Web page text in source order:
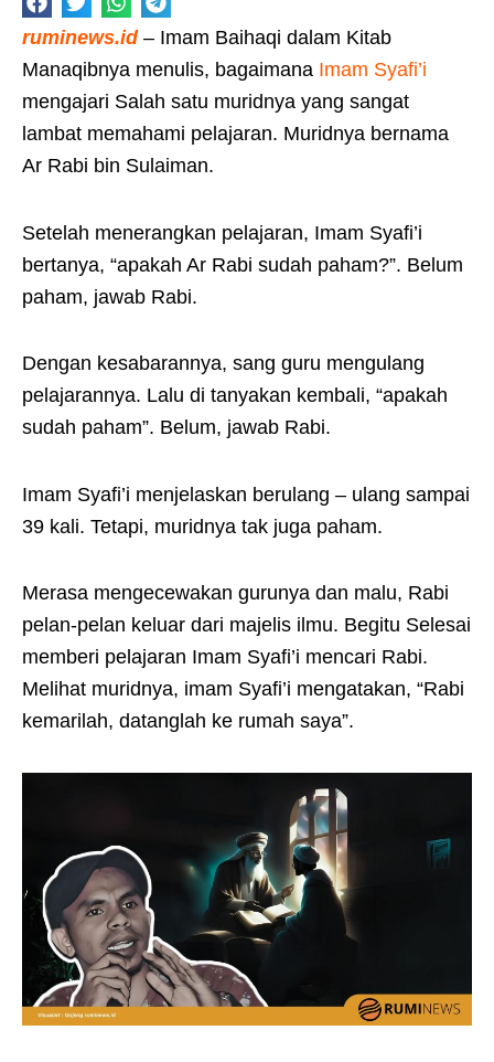
ruminews.id– Imam Baihaqi dalam Kitab
Manaqibnya menulis, bagaimana Imam Syafi’i
mengajari Salah satu muridnya yang sangat
lambat memahami pelajaran. Muridnya bernama
Ar Rabi bin Sulaiman.
Setelah menerangkan pelajaran, Imam Syafi’i
bertanya, “apakah Ar Rabi sudah paham?”. Belum
paham, jawab Rabi.
Dengan kesabarannya, sang guru mengulang
pelajarannya. Lalu di tanyakan kembali, “apakah
sudah paham”. Belum, jawab Rabi.
Imam Syafi’i menjelaskan berulang – ulang sampai
39 kali. Tetapi, muridnya tak juga paham.
Merasa mengecewakan gurunya dan malu, Rabi
pelan-pelan keluar dari majelis ilmu. Begitu Selesai
memberi pelajaran Imam Syafi’i mencari Rabi.
Melihat muridnya, imam Syafi’i mengatakan, “Rabi
kemarilah, datanglah ke rumah saya”.